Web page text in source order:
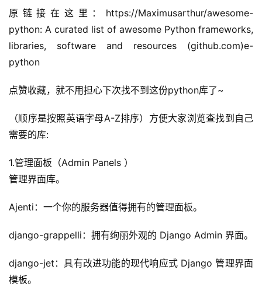
原链接在这里：https://Maximusarthur/awesome-
python: A curated list of awesome Python frameworks,
libraries, software and resources (github.com)e-
python
点赞收藏，就不用担心下次找不到这份python库了~
（顺序是按照英语字母A-Z排序）方便大家浏览查找到自己
需要的库:
1.管理面板（Admin Panels ）
管理界面库。
Ajenti：一个你的服务器值得拥有的管理面板。
django-grappelli：拥有绚丽外观的 Django Admin 界面。
django-jet：具有改进功能的现代响应式 Django 管理界面
模板。